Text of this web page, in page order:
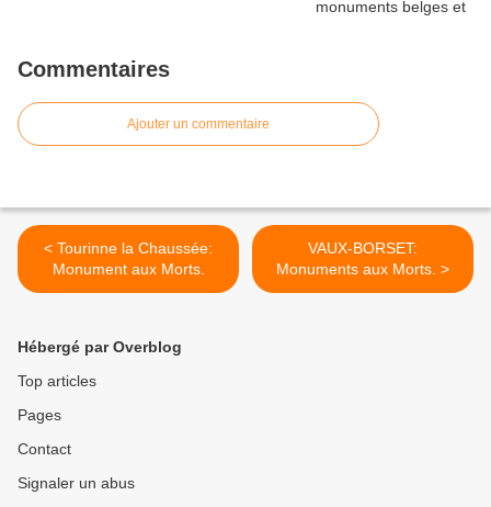
Commentaires
Ajouter un commentaire
< Tourinne la Chaussée:
Monument aux Morts.
VAUX-BORSET:
Monuments aux Morts. >
Hébergé par Overblog
Top articles
Pages
Contact
Signaler un abus